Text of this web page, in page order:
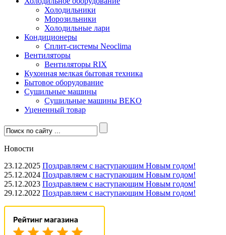
Холодильники
Морозильники
Холодильные лари
Кондиционеры
Сплит-системы Neoclima
Вентиляторы
Вентиляторы RIX
Кухонная мелкая бытовая техника
Бытовое оборудование
Сушильные машины
Сушильные машины BEKO
Уцененный товар
Новости
23.12.2025 Поздравляем с наступающим Новым годом!
25.12.2024 Поздравляем с наступающим Новым годом!
25.12.2023 Поздравляем с наступающим Новым годом!
29.12.2022 Поздравляем с наступающим Новым годом!